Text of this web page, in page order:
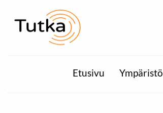
Etusivu Ympäristö